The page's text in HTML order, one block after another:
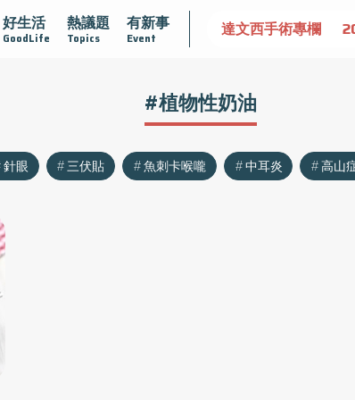
好生活
GoodLife
熱議題
Topics
有新事
Event
認識攝護腺肥大 守護骨骼健康 達文西手術專欄
#植物性奶油
針眼 三伏貼 魚刺卡喉嚨 中耳炎 高山